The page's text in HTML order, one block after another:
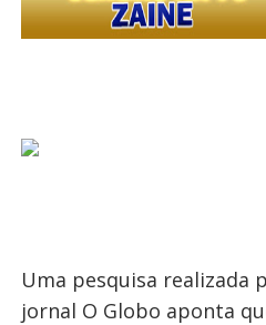
Uma pesquisa realizada
jornal O Globo aponta